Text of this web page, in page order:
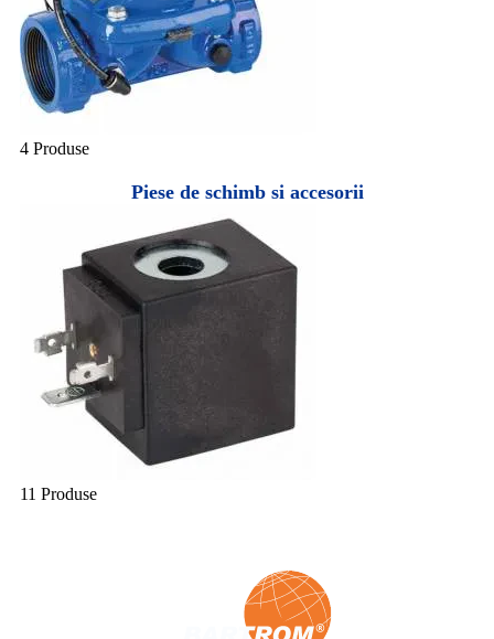
4 Produse
Piese de schimb si accesorii
11 Produse